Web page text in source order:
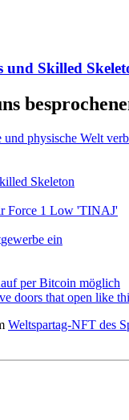
und Skilled
physische Welt
Skeleton
Force 1 Low 'TINAJ'
ein
per Bitcoin möglich
doors that open like
Weltspartag-NFT des